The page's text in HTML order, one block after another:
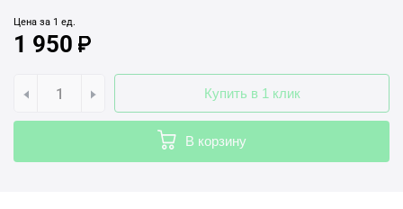
Цена за 1 ед.
1 950
Купить в 1 клик
В корзину